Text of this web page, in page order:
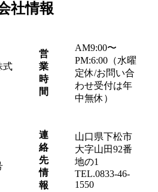
社情報
式
営
業
時
間
AM9:00〜
PM:6:00（水曜
定休/お問い合
わせ受付は年
中無休）
連
絡
先
情
報
山口県下松市
大字山田92番
地の1
TEL.0833-46-
1550